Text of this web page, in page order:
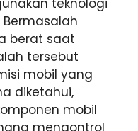
teknologi
berat saat
tersebut
mobil yang
diketahui,
mobil